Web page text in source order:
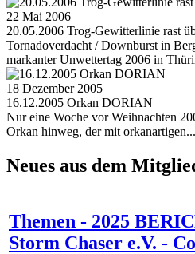
22 Mai 2006
20.05.2006 Trog-Gewitterlinie rast
Tornadoverdacht / Downburst in
markanter Unwettertag 2006 in
18 Dezember 2005
16.12.2005 Orkan DORIAN
Nur eine Woche vor Weihnachten
Orkan hinweg, der mit orkanartigen...
Neues aus dem
Themen - 2025
Storm Chaser e.V. -